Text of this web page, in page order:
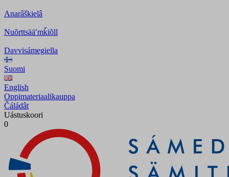
Anarâškielâ
Nuõrttsääʹmǩiõll
Davvisámegiella
Suomi
English
Oppimateriaalikauppa
Čáládât
Uástuskoori
0